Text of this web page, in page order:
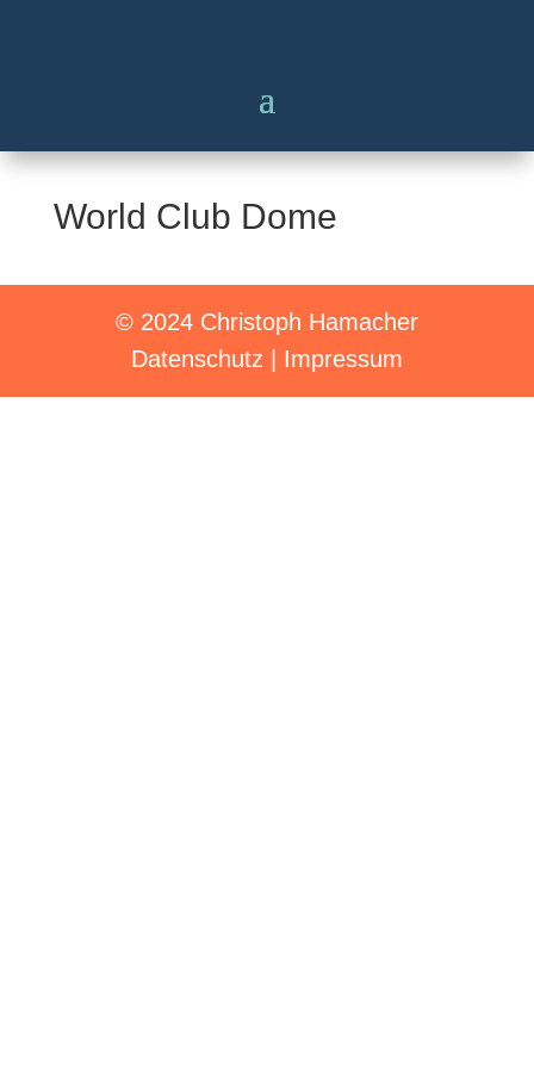
World Club Dome
© 2024 Christoph Hamacher
Datenschutz
Impressum